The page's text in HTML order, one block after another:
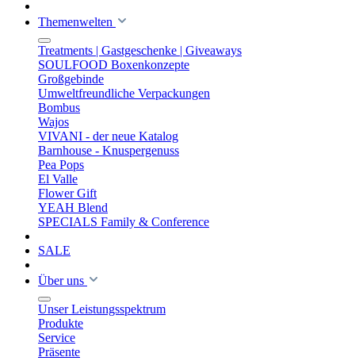
Themenwelten
Treatments | Gastgeschenke | Giveaways
SOULFOOD Boxenkonzepte
Großgebinde
Umweltfreundliche Verpackungen
Bombus
Wajos
VIVANI - der neue Katalog
Barnhouse - Knuspergenuss
Pea Pops
El Valle
Flower Gift
YEAH Blend
SPECIALS Family & Conference
SALE
Über uns
Unser Leistungsspektrum
Produkte
Service
Präsente